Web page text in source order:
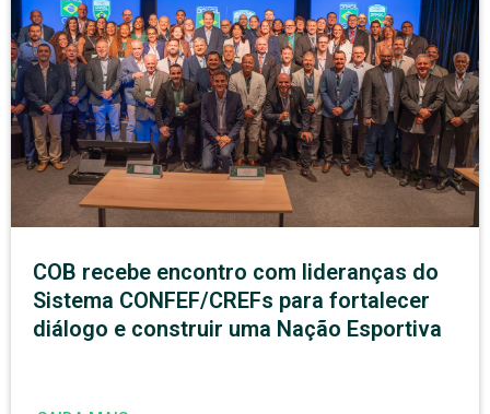
COB recebe encontro com lideranças do
Sistema CONFEF/CREFs para fortalecer
diálogo e construir uma Nação Esportiva